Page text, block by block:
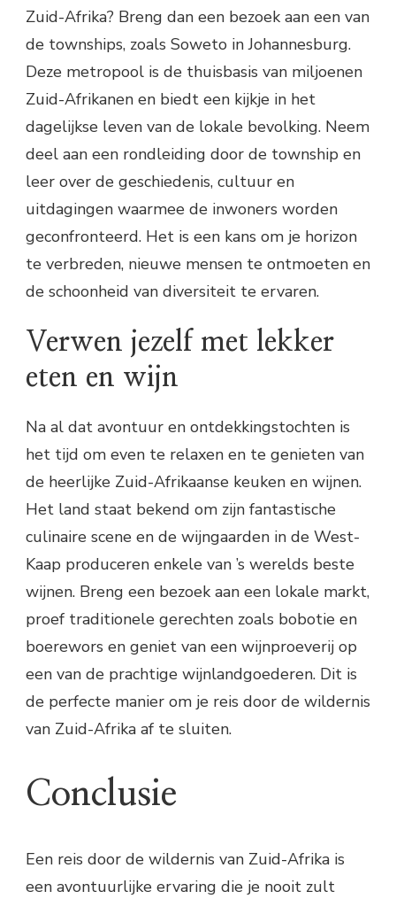
Zuid-Afrika? Breng dan een bezoek aan een van
de townships, zoals Soweto in Johannesburg.
Deze metropool is de thuisbasis van miljoenen
Zuid-Afrikanen en biedt een kijkje in het
dagelijkse leven van de lokale bevolking. Neem
deel aan een rondleiding door de township en
leer over de geschiedenis, cultuur en
uitdagingen waarmee de inwoners worden
geconfronteerd. Het is een kans om je horizon
te verbreden, nieuwe mensen te ontmoeten en
de schoonheid van diversiteit te ervaren.
Verwen jezelf met lekker
eten en wijn
Na al dat avontuur en ontdekkingstochten is
het tijd om even te relaxen en te genieten van
de heerlijke Zuid-Afrikaanse keuken en wijnen.
Het land staat bekend om zijn fantastische
culinaire scene en de wijngaarden in de West-
Kaap produceren enkele van ’s werelds beste
wijnen. Breng een bezoek aan een lokale markt,
proef traditionele gerechten zoals bobotie en
boerewors en geniet van een wijnproeverij op
een van de prachtige wijnlandgoederen. Dit is
de perfecte manier om je reis door de wildernis
van Zuid-Afrika af te sluiten.
Conclusie
Een reis door de wildernis van Zuid-Afrika is
een avontuurlijke ervaring die je nooit zult